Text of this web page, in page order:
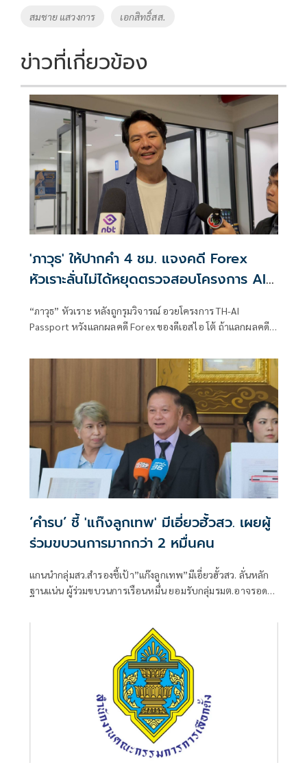
k
สมชาย แสวงการ เอกสิทธิ์สส.
ข่าวที่เกี่ยวข้อง
'ภาวุธ' ให้ปากคำ 4 ชม. แจงคดี Forex
หัวเราะลั่นไม่ได้หยุดตรวจสอบโครงการ AI
“ภาวุธ” หัวเราะ หลังถูกรุมวิจารณ์ อวยโครงการ TH-AI
Passport หวังแลกผลคดี Forex ของดีเอสไอ โต้ ถ้าแลกผลคดี
งานประชุมคณะอนุฯหลายชุด เผยยังมีเพื่อน สส.รายอื่นของ
พรรคประชาชน รับผิดชอบโดยตรงอยู่แล้ว
‘คำรบ’ ชี้ 'แก๊งลูกเทพ' มีเอี่ยวฮั้วสว. เผยผู้
ร่วมขบวนการมากกว่า 2 หมื่นคน
แกนนำกลุ่มสว.สำรองชี้เป้า”แก๊งลูกเทพ”มีเอี่ยวฮั้วสว. ลั่นหลัก
ฐานแน่น ผู้ร่วมขบวนการเรือนหมื่น ยอมรับกลุ่มรมต.อาจรอด
ส่งศาลฎีกาสอย 138 สว.โดนร้องเอาผิดติดคุก!